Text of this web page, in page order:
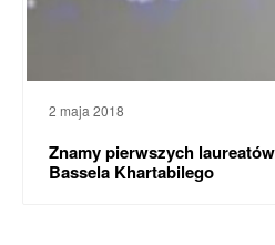
2 maja 2018
Znamy pierwszych
Bassela Khartabilego